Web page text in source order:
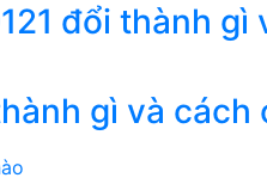
đổi thành
gì và cách